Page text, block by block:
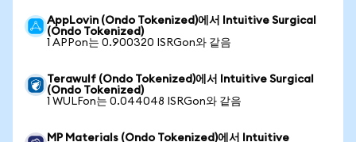
AppLovin (Ondo Tokenized)에서 Intuitive Surgical
(Ondo Tokenized)
1 APPon는 0.900320 ISRGon와 같음
Terawulf (Ondo Tokenized)에서 Intuitive Surgical
(Ondo Tokenized)
1 WULFon는 0.044048 ISRGon와 같음
MP Materials (Ondo Tokenized)에서 Intuitive